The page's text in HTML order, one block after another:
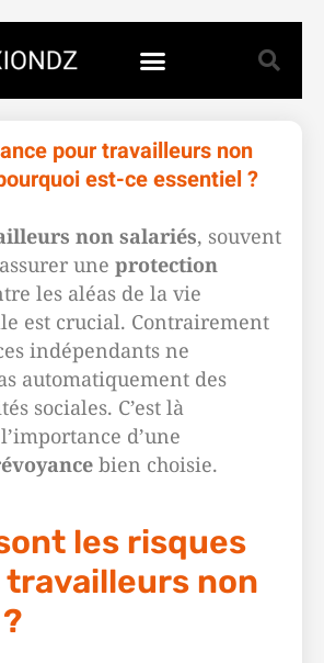
pour travailleurs non
est-ce essentiel ?
non salariés, souvent
une protection
les aléas de la vie
est crucial. Contrairement
indépendants ne
automatiquement des
sociales. C’est là
d’une
bien choisie.
les risques
travailleurs non